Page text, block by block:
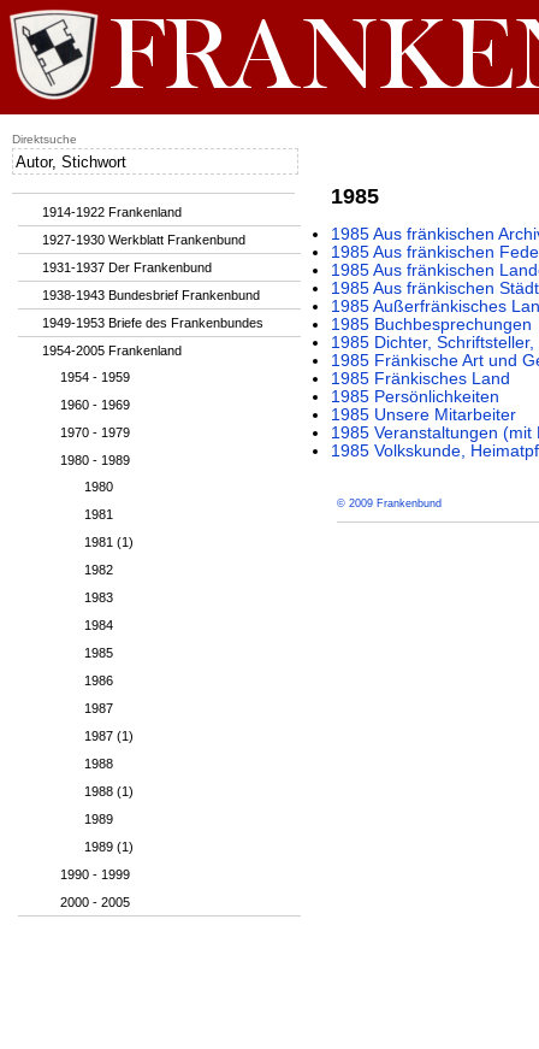
1985
1985 Aus fränkischen
1985 Aus fränkischen
1985 Aus fränkischen
1985 Aus fränkischen
1985 Außerfränkisches
1985 Buchbesprechungen
1985 Dichter,
1985 Fränkische Art und
1985 Fränkisches Land
1985 Persönlichkeiten
1985 Unsere Mitarbeiter
1985 Veranstaltungen
1985 Volkskunde,
© 2009 Frankenbund
1914-1922 Frankenland
1927-1930 Werkblatt Frankenbund
1931-1937 Der Frankenbund
1938-1943 Bundesbrief Frankenbund
1949-1953 Briefe des Frankenbundes
1954-2005 Frankenland
1954 - 1959
1960 - 1969
1970 - 1979
1980 - 1989
1980
1981
1981 (1)
1982
1983
1984
1985
1986
1987
1987 (1)
1988
1988 (1)
1989
1989 (1)
1990 - 1999
2000 - 2005
Direktsuche